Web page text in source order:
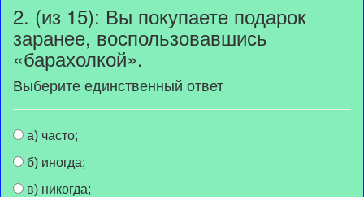
2. (из 15): Вы покупаете подарок
заранее, воспользовавшись
«барахолкой».
Выберите единственный ответ
а) часто;
б) иногда;
в) никогда;